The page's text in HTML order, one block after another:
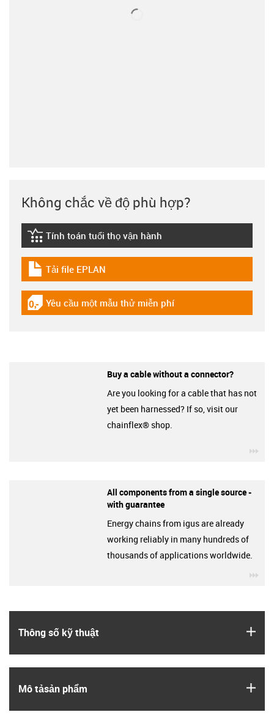
Thông số kỹ thuật
Mô tả­sản phẩm
Không chắc về độ phù hợp?
igus-icon-lebensdauerrechner
Tính toán tuổi thọ vận hành
igus-icon-download-plan
Tải file EPLAN
igus-icon-gratismuster
Yêu cầu một mẫu thử miễn phí
Buy a cable without a connector?
Are you looking for a cable that has not
yet been harnessed? If so, visit our
chainflex® shop.
All components from a single source -
with guarantee
Energy chains from igus are already
working reliably in many hundreds of
thousands of applications worldwide.